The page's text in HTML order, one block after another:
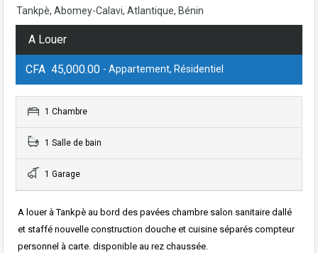
Tankpè, Abomey-Calavi, Atlantique, Bénin
A Louer
CFA 45,000.00 - Appartement, Résidentiel
1 Chambre
1 Salle de bain
1 Garage
A louer à Tankpè au bord des pavées chambre salon sanitaire dallé
et staffé nouvelle construction douche et cuisine séparés compteur
personnel à carte. disponible au rez chaussée.